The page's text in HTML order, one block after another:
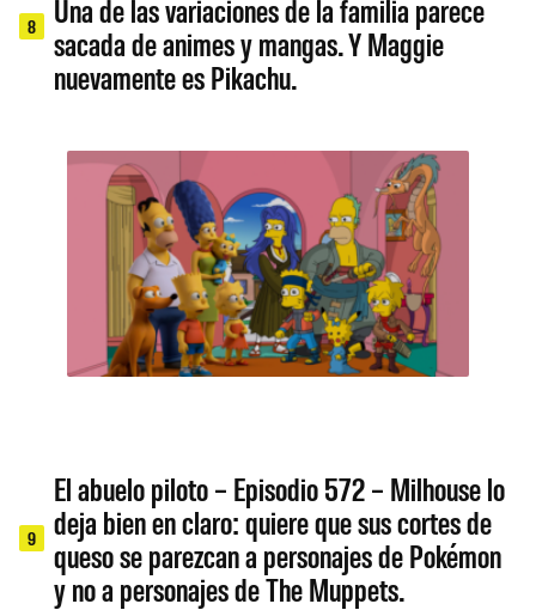
8
Una de las variaciones de la familia parece
sacada de animes y mangas. Y Maggie
nuevamente es Pikachu.
9
El abuelo piloto – Episodio 572 – Milhouse lo
deja bien en claro: quiere que sus cortes de
queso se parezcan a personajes de Pokémon
y no a personajes de The Muppets.